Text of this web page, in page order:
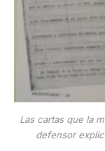
Las cartas que la
defensor